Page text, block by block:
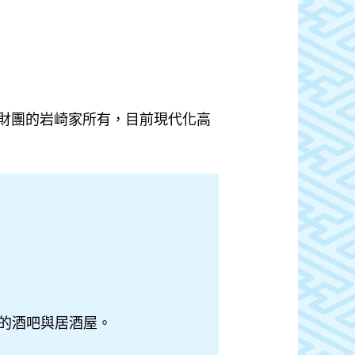
團的岩崎家所有，目前現代化高
酒吧與居酒屋。